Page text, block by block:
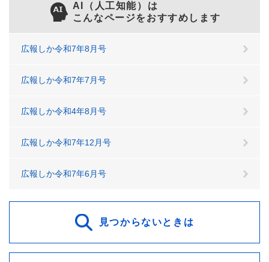
AI（人工知能）は
こんなページをおすすめします
広報しか令和7年8月号
広報しか令和7年7月号
広報しか令和4年8月号
広報しか令和7年12月号
広報しか令和7年6月号
見つからないときは